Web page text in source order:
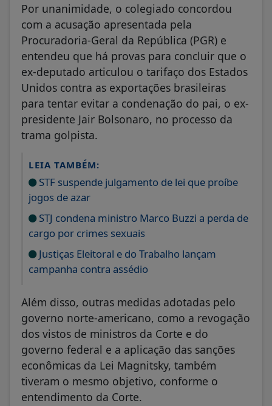
Por unanimidade, o colegiado concordou
com a acusação apresentada pela
Procuradoria-Geral da República (PGR) e
entendeu que há provas para concluir que o
ex-deputado articulou o tarifaço dos Estados
Unidos contra as exportações brasileiras
para tentar evitar a condenação do pai, o ex-
presidente Jair Bolsonaro, no processo da
trama golpista.
LEIA TAMBÉM:
STF suspende julgamento de lei que proíbe
jogos de azar
STJ condena ministro Marco Buzzi a perda de
cargo por crimes sexuais
Justiças Eleitoral e do Trabalho lançam
campanha contra assédio
Além disso, outras medidas adotadas pelo
governo norte-americano, como a revogação
dos vistos de ministros da Corte e do
governo federal e a aplicação das sanções
econômicas da Lei Magnitsky, também
tiveram o mesmo objetivo, conforme o
entendimento da Corte.